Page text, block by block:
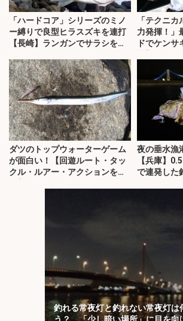
「ハードコア」シリーズのミノ
ー縛りで良型ヒラスズキを連打
【長崎】ランガンでサラシを攻
「テクニ
力発揮！」
ドでケンサ
ダツのトップウォーターゲーム
が面白い！【回遊ルート・タッ
クル・ルアー・アクションを解
夜の垂水漁
【兵庫】
で連発した
釣れる常夜灯と釣れない常夜灯は